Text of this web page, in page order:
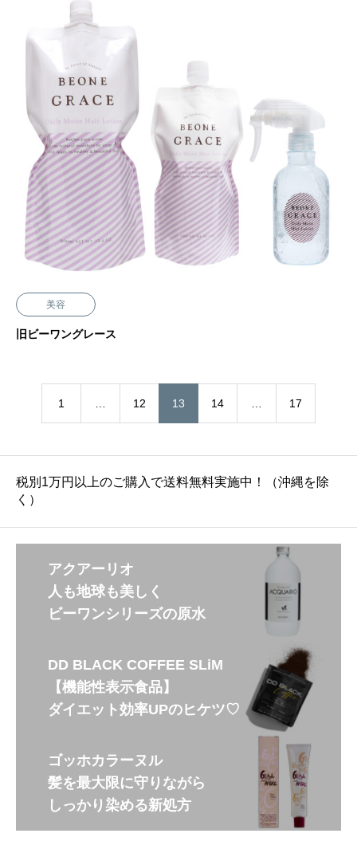
美容
旧ビーワングレース
1 12 13 14 17
税別1万円以上のご購入で送料無料実施中！（沖縄を除
く）
アクアーリオ
人も地球も美しく
ビーワンシリーズの原水
DD BLACK COFFEE SLiM
【機能性表示食品】
ダイエット効率UPのヒケツ♡
ゴッホカラーヌル
髪を最大限に守りながら
しっかり染める新処方